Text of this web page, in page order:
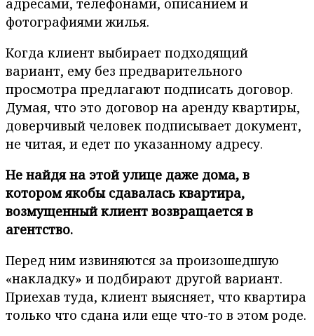
адресами, телефонами, описанием и
фотографиями жилья.
Когда клиент выбирает подходящий
вариант, ему без предварительного
просмотра предлагают подписать договор.
Думая, что это договор на аренду квартиры,
доверчивый человек подписывает документ,
не читая, и едет по указанному адресу.
Не найдя на этой улице даже дома, в
котором якобы сдавалась квартира,
возмущенный клиент возвращается в
агентство.
Перед ним извиняются за произошедшую
«накладку» и подбирают другой вариант.
Приехав туда, клиент выясняет, что квартира
только что сдана или еще что-то в этом роде.